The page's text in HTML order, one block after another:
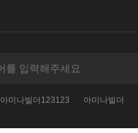
아미나빌더123123 아미나빌더